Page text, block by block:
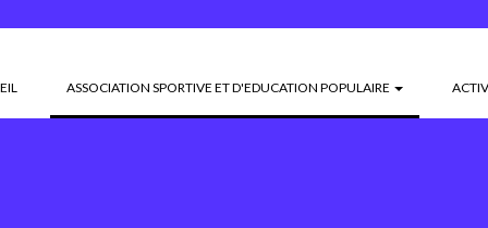
ASSOCIATION SPORTIVE ET D'EDUCATION POPULAIRE (CURRENT)